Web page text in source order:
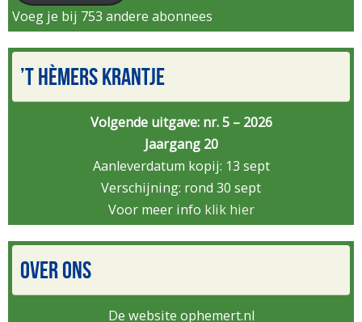
Voeg je bij 753 andere abonnees
’T HÈMERS KRANTJE
Volgende uitgave: nr. 5 – 2026
Jaargang 20
Aanleverdatum kopij: 13 sept
Verschijning: rond 30 sept
Voor meer info klik hier
OVER ONS
De website ophemert.nl